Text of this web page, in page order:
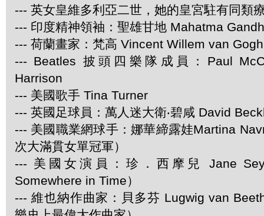
--- 英女皇維多利亞二世，她的皇宮駐有同類
--- 印度精神領袖：聖雄甘地 Mahatma
--- 荷蘭畫家：梵高 Vincent Willem van Gogh
--- Beatles 披頭四樂隊成員：Paul
Harrison
--- 美國歌手 Tina Turner
--- 英國足球員：萬人迷大衛‧碧咸 David
--- 美國職業網球手：娜華締露娃Martina
次大滿貫女單冠軍）
--- 美國女演員：珍．西摩兒 Jane
Somewhere in Time）
--- 維也納作曲家：貝多芬 Lugwig van